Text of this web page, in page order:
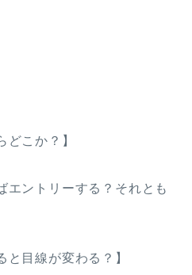
どこか？】
エントリーする？それとも
と目線が変わる？】